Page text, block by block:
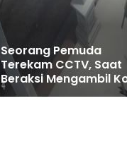
Seorang Pemuda
Terekam CCTV, Saat
Beraksi Mengambil
Amal di Masjid Al